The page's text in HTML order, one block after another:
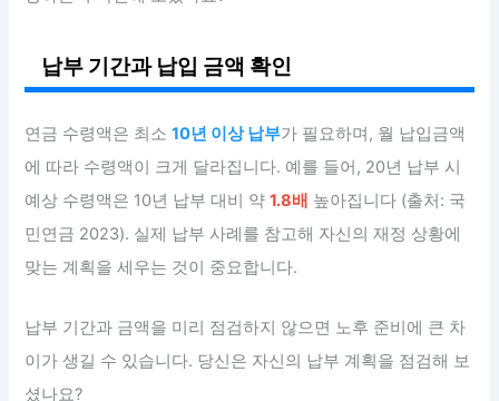
납부 기간과 납입 금액 확인
연금 수령액은 최소10년 이상 납부가 필요하며, 월 납입금액
에 따라 수령액이 크게 달라집니다. 예를 들어, 20년 납부 시
예상 수령액은 10년 납부 대비 약1.8배 높아집니다 (출처: 국
민연금 2023). 실제 납부 사례를 참고해 자신의 재정 상황에
맞는 계획을 세우는 것이 중요합니다.
납부 기간과 금액을 미리 점검하지 않으면 노후 준비에 큰 차
이가 생길 수 있습니다. 당신은 자신의 납부 계획을 점검해 보
셨나요?